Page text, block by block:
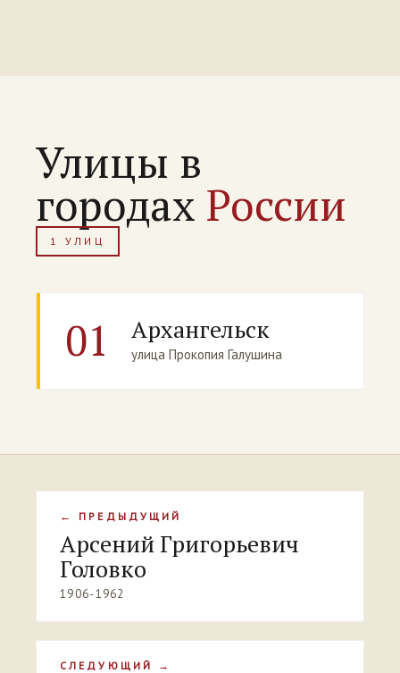
Улицы в
городах России
1 УЛИЦ
01 Архангельск
улица Прокопия Галушина
← ПРЕДЫДУЩИЙ
Арсений Григорьевич
Головко
1906-1962
СЛЕДУЮЩИЙ →